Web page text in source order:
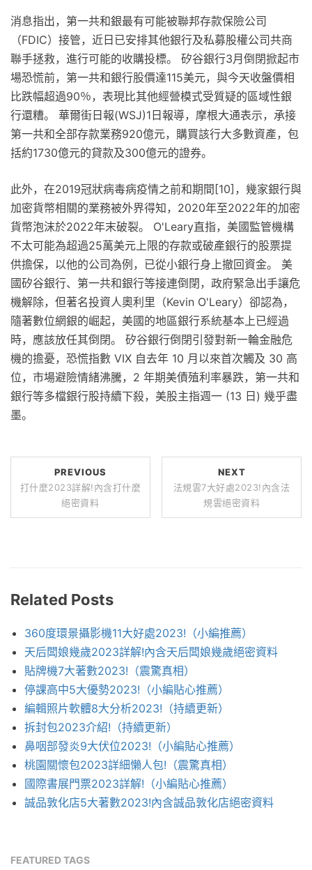
消息指出，第一共和銀最有可能被聯邦存款保險公司
（FDIC）接管，近日已安排其他銀行及私募股權公司共商
聯手拯救，進行可能的收購投標。 矽谷銀行3月倒閉掀起市
場恐慌前，第一共和銀行股價達115美元，與今天收盤價相
比跌幅超過90％，表現比其他經營模式受質疑的區域性銀
行還糟。 華爾街日報(WSJ)1日報導，摩根大通表示，承接
第一共和全部存款業務920億元，購買該行大多數資產，包
括約1730億元的貸款及300億元的證券。
此外，在2019冠狀病毒病疫情之前和期間[10]，幾家銀行與
加密貨幣相關的業務被外界得知，2020年至2022年的加密
貨幣泡沫於2022年末破裂。 O'Leary直指，美國監管機構
不太可能為超過25萬美元上限的存款或破產銀行的股票提
供擔保，以他的公司為例，已從小銀行身上撤回資金。 美
國矽谷銀行、第一共和銀行等接連倒閉，政府緊急出手讓危
機解除，但著名投資人奧利里（Kevin O'Leary）卻認為，
隨著數位網銀的崛起，美國的地區銀行系統基本上已經過
時，應該放任其倒閉。 矽谷銀行倒閉引發對新一輪金融危
機的擔憂，恐慌指數 VIX 自去年 10 月以來首次觸及 30 高
位，市場避險情緒沸騰，2 年期美債殖利率暴跌，第一共和
銀行等多檔銀行股持續下殺，美股主指週一 (13 日) 幾乎盡
墨。
PREVIOUS
打什麼2023詳解!內含打什麼
絕密資料
NEXT
法規雲7大好處2023!內含法
規雲絕密資料
Related Posts
360度環景攝影機11大好處2023!（小編推薦）
天后闆娘幾歲2023詳解!內含天后闆娘幾歲絕密資料
貼牌機7大著數2023!（震驚真相）
停課高中5大優勢2023!（小編貼心推薦）
編輯照片軟體8大分析2023!（持續更新）
拆封包2023介紹!（持續更新）
鼻咽部發炎9大伏位2023!（小編貼心推薦）
桃園關懷包2023詳細懶人包!（震驚真相）
國際書展門票2023詳解!（小編貼心推薦）
誠品敦化店5大著數2023!內含誠品敦化店絕密資料
FEATURED TAGS